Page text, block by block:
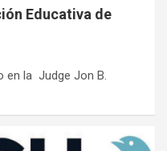
Educativa de
en la Judge Jon B.